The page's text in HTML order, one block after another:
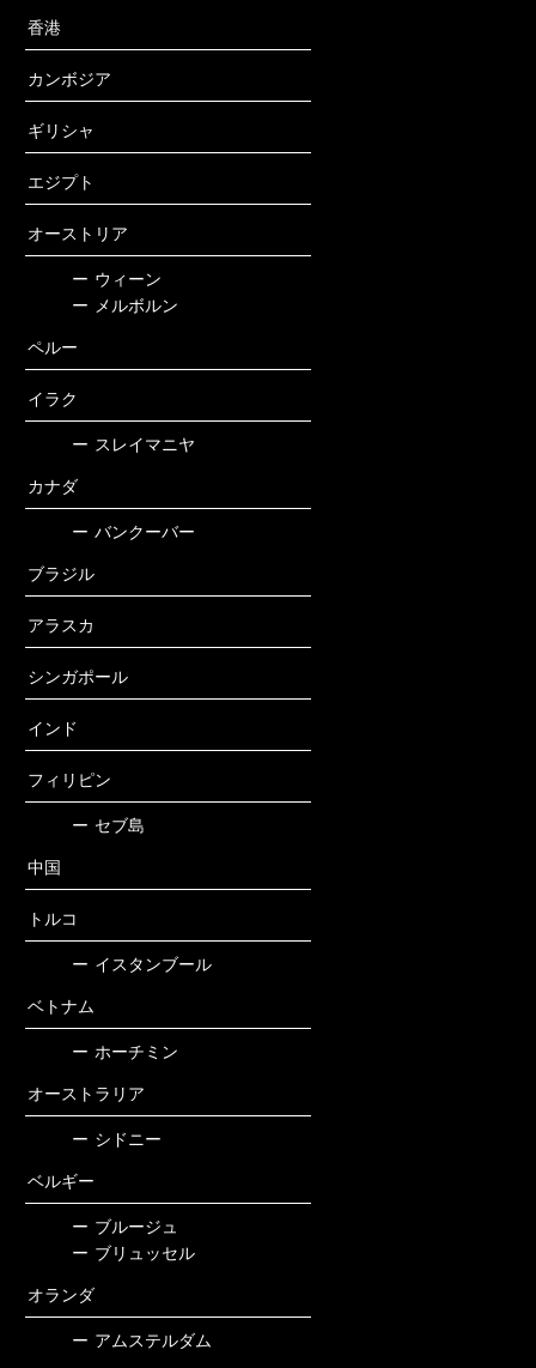
香港
カンボジア
ギリシャ
エジプト
オーストリア
ー ウィーン
ー
メルボルン
ペルー
イラク
ー スレイマニヤ
カナダ
ー バンクーバー
ブラジル
アラスカ
シンガポール
インド
フィリピン
ー セブ島
中国
トルコ
ー イスタンブール
ベトナム
ー ホーチミン
オーストラリア
ー シドニー
ベルギー
ー ブルージュ
ー ブリュッセル
オランダ
ー アムステルダム